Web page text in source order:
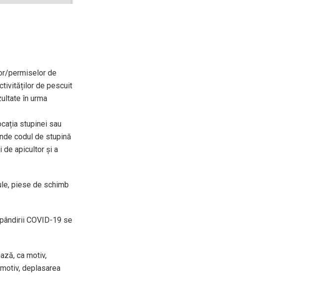
permiselor de
de pescuit
în urma
stupinei sau
codul de stupină
de apicultor și a
piese de schimb
COVID-19 se
ca motiv,
deplasarea